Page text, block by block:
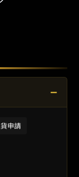
−
申請